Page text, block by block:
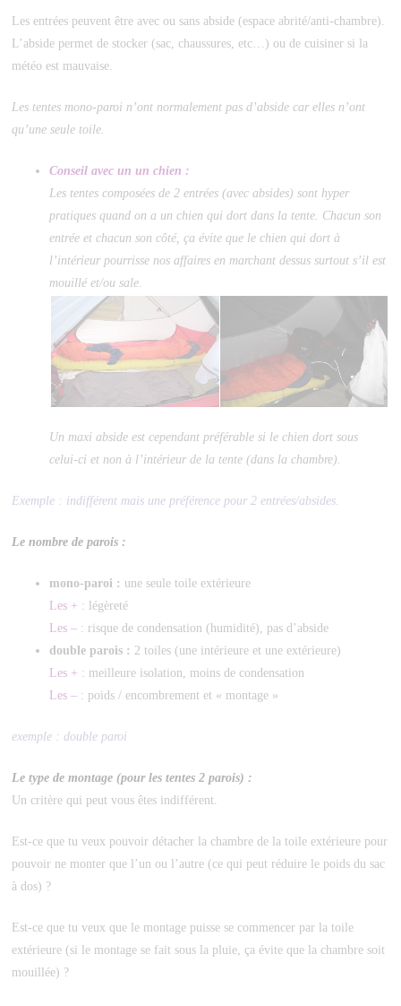
Les entrées peuvent être avec ou sans abside (espace abrité/anti-chambre).
L’abside permet de stocker (sac, chaussures, etc…) ou de cuisiner si la
météo est mauvaise.
Les tentes mono-paroi n’ont normalement pas d’abside car elles n’ont
qu’une seule toile.
Conseil avec un un chien :
Les tentes composées de 2 entrées (avec absides) sont hyper
pratiques quand on a un chien qui dort dans la tente. Chacun son
entrée et chacun son côté, ça évite que le chien qui dort à
l’intérieur pourrisse nos affaires en marchant dessus surtout s’il est
mouillé et/ou sale.
Un maxi abside est cependant préférable si le chien dort sous
celui-ci et non à l’intérieur de la tente (dans la chambre).
Exemple : indifférent mais une préférence pour 2 entrées/absides.
Le nombre de parois :
mono-paroi : une seule toile extérieure
Les + : légèreté
Les – : risque de condensation (humidité), pas d’abside
double parois : 2 toiles (une intérieure et une extérieure)
Les + : meilleure isolation, moins de condensation
Les – : poids / encombrement et « montage »
exemple : double paroi
Le type de montage (pour les tentes 2 parois) :
Un critère qui peut vous êtes indifférent.
Est-ce que tu veux pouvoir détacher la chambre de la toile extérieure pour
pouvoir ne monter que l’un ou l’autre (ce qui peut réduire le poids du sac
à dos) ?
Est-ce que tu veux que le montage puisse se commencer par la toile
extérieure (si le montage se fait sous la pluie, ça évite que la chambre soit
mouillée) ?